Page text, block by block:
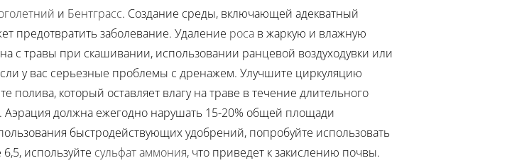
и Бентграсс. Создание среды, включающей адекватный
предотвратить заболевание. Удаление роса в жаркую и влажную
с травы при скашивании, использовании ранцевой воздуходувки или
у вас серьезные проблемы с дренажем. Улучшите циркуляцию
полива, который оставляет влагу на траве в течение длительного
должна ежегодно нарушать 15-20% общей площади
быстродействующих удобрений, попробуйте использовать
используйте сульфат аммония, что приведет к закислению почвы.